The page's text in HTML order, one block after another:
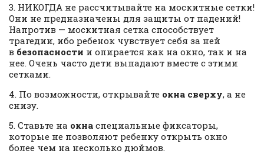
3. НИКОГДА не рассчитывайте на москитные сетки!
Они не предназначены для защиты от падений!
Напротив — москитная сетка способствует
трагедии, ибо ребенок чувствует себя за ней
в безопасности и опирается как на окно, так и на
нее. Очень часто дети выпадают вместе с этими
сетками.
4. По возможности, открывайте окна сверху, а не
снизу.
5. Ставьте на окна специальные фиксаторы,
которые не позволяют ребенку открыть окно
более чем на несколько дюймов.